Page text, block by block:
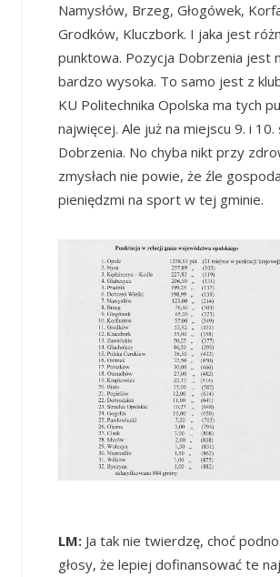
Namysłów, Brzeg, Głogówek,
Grodków, Kluczbork. I jaka jest
punktowa. Pozycja Dobrzenia jest
bardzo wysoka. To samo jest z
KU Politechnika Opolska ma tych
najwięcej. Ale już na miejscu 9. i 10.
Dobrzenia. No chyba nikt przy
zmysłach nie powie, że źle
pieniędzmi na sport w tej gminie.
LM:Ja tak nie twierdzę, choć
głosy, że lepiej dofinansować te